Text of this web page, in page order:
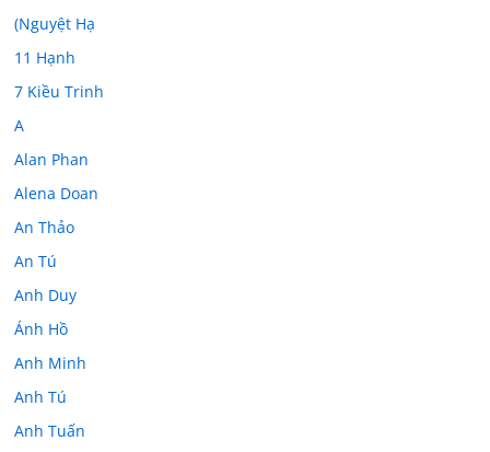
(Nguyệt Hạ
11 Hạnh
7 Kiều Trinh
A
Alan Phan
Alena Doan
An Thảo
An Tú
Anh Duy
Ánh Hồ
Anh Minh
Anh Tú
Anh Tuấn